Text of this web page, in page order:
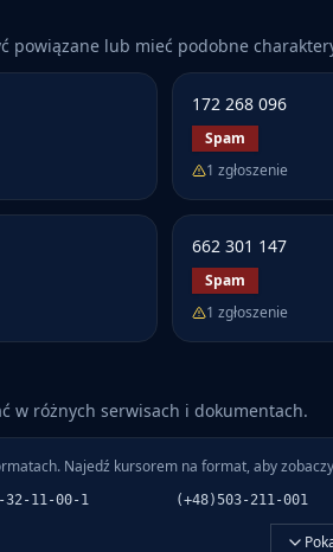
powiązane lub mieć podobne
172 268 096
Spam
1 zgłoszenie
662 301 147
Spam
1 zgłoszenie
w różnych serwisach i dokumentach.
Najedź kursorem na format, aby
32-11-00-1 (+48)503-211-001